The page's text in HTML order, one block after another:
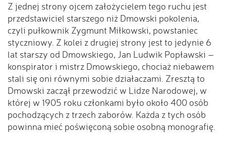
Z jednej strony ojcem założycielem tego ruchu jest
przedstawiciel starszego niż Dmowski pokolenia,
czyli pułkownik Zygmunt Miłkowski, powstaniec
styczniowy. Z kolei z drugiej strony jest to jedynie 6
lat starszy od Dmowskiego, Jan Ludwik Popławski –
konspirator i mistrz Dmowskiego, chociaż niebawem
stali się oni równymi sobie działaczami. Zresztą to
Dmowski zaczął przewodzić w Lidze Narodowej, w
której w 1905 roku członkami było około 400 osób
pochodzących z trzech zaborów. Każda z tych osób
powinna mieć poświęconą sobie osobną monografię.